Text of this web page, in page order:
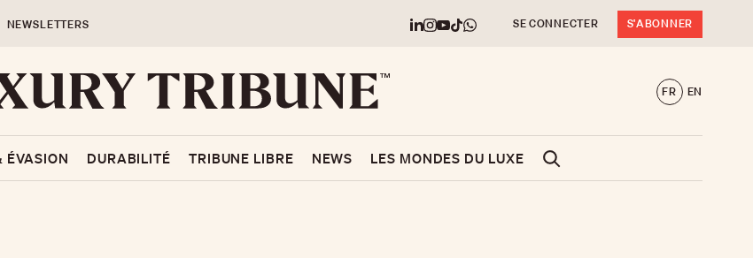
NEWSLETTERS SE CONNECTER S'ABONNER
FR EN
ÉVASION DURABILITÉ TRIBUNE LIBRE NEWS LES MONDES DU LUXE